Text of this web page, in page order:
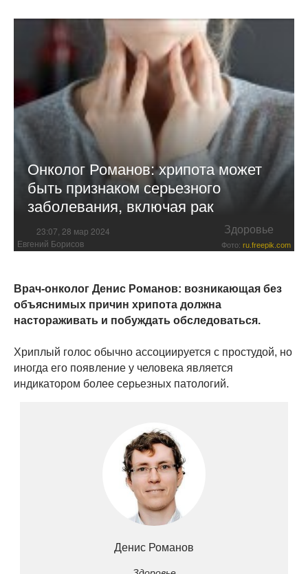
Онколог Романов: хрипота может
быть признаком серьезного
заболевания, включая рак
23:07, 28 мар 2024 Здоровье
Евгений Борисов Фото: ru.freepik.com
Врач-онколог Денис Романов: возникающая без
объяснимых причин хрипота должна
настораживать и побуждать обследоваться.
Хриплый голос обычно ассоциируется с простудой, но
иногда его появление у человека является
индикатором более серьезных патологий.
Денис Романов